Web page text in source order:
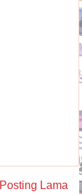
Posting Lama